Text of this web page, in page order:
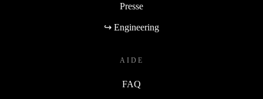
Presse
↪ Engineering
AIDE
FAQ